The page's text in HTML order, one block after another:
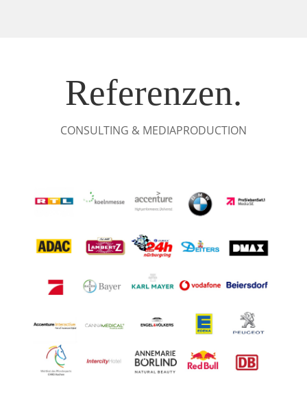
Referenzen.
CONSULTING & MEDIAPRODUCTION